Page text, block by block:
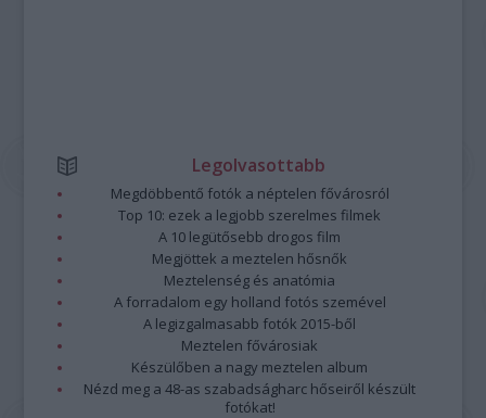
Legolvasottabb
Megdöbbentő fotók a néptelen fővárosról
Top 10: ezek a legjobb szerelmes filmek
A 10 legütősebb drogos film
Megjöttek a meztelen hősnők
Meztelenség és anatómia
A forradalom egy holland fotós szemével
A legizgalmasabb fotók 2015-ből
Meztelen fővárosiak
Készülőben a nagy meztelen album
Nézd meg a 48-as szabadságharc hőseiről készült
fotókat!